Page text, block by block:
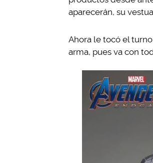
aparecerán, su
Ahora le tocó el
arma, pues va con